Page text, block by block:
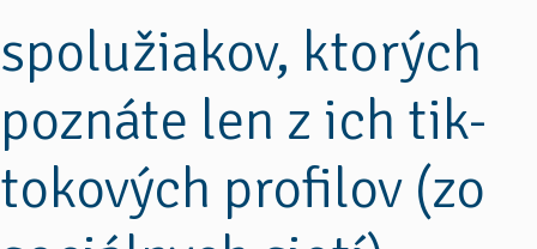
spolužiakov, ktorých
poznáte len z ich tik-
tokových profilov (zo